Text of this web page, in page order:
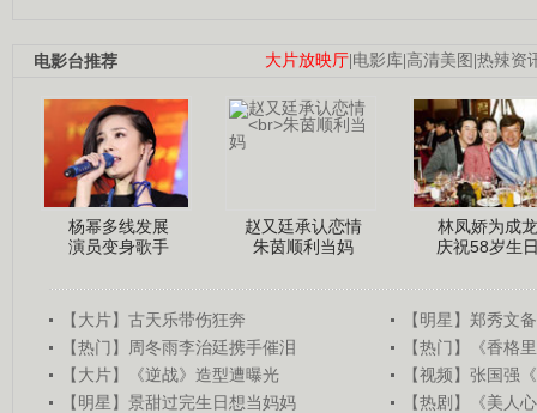
大片放映厅|电影库|高清美图 |热辣资
电影台推荐
杨幂多线发展
演员变身歌手
赵又廷承认恋情
朱茵顺利当妈
林凤娇为成龙
庆祝58岁生
【大片】古天乐带伤狂奔
【明星】郑秀文
【热门】周冬雨李治廷携手催泪
【热门】《香格
【大片】《逆战》造型遭曝光
【视频】张国强
【明星】景甜过完生日想当妈妈
【热剧】《美人